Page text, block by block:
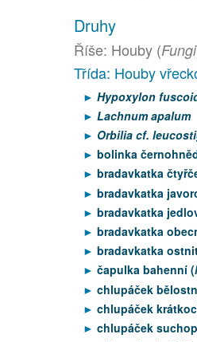
Druhy
Říše: Houby (Fungi
Třída: Houby
Hypoxylon
Lachnum apalum
Orbilia cf.
bolinka
bradavkatka
bradavkatka
bradavkatka
bradavkatka
bradavkatka
čapulka bahenní (
chlupáček
chlupáček
chlupáček